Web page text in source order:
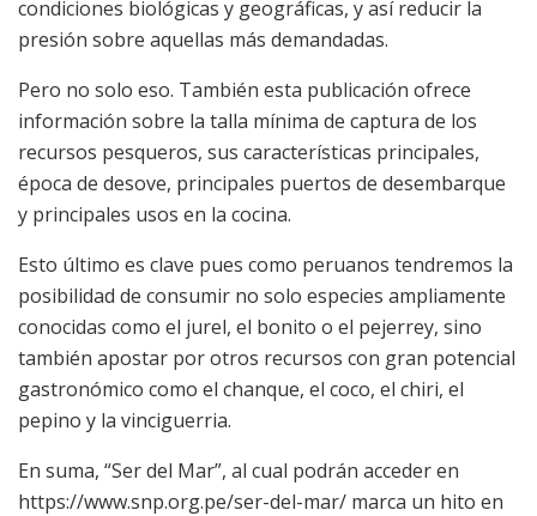
condiciones biológicas y geográficas, y así reducir la
presión sobre aquellas más demandadas.
Pero no solo eso. También esta publicación ofrece
información sobre la talla mínima de captura de los
recursos pesqueros, sus características principales,
época de desove, principales puertos de desembarque
y principales usos en la cocina.
Esto último es clave pues como peruanos tendremos la
posibilidad de consumir no solo especies ampliamente
conocidas como el jurel, el bonito o el pejerrey, sino
también apostar por otros recursos con gran potencial
gastronómico como el chanque, el coco, el chiri, el
pepino y la vinciguerria.
En suma, “Ser del Mar”, al cual podrán acceder en
https://www.snp.org.pe/ser-del-mar/ marca un hito en